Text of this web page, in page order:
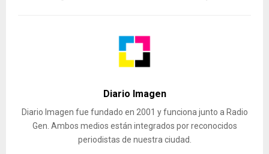
Diario Imagen
Diario Imagen fue fundado en 2001 y funciona junto a Radio
Gen. Ambos medios están integrados por reconocidos
periodistas de nuestra ciudad.